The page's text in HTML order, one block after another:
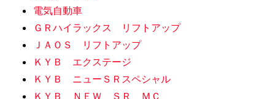
電気自動車
ＧＲハイラックス リフトアップ
ＪＡＯＳ リフトアップ
ＫＹＢ エクステージ
ＫＹＢ ニューＳＲスペシャル
ＫＹＢ ＮＥＷ ＳＲ ＭＣ